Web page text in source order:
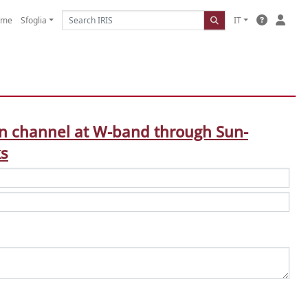
Sfoglia IT
channel at W-band through Sun-